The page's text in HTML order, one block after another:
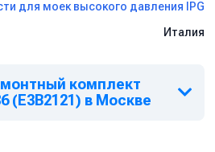
для моек высокого давления IPG
Италия
комплект
(E3B2121) в Москве